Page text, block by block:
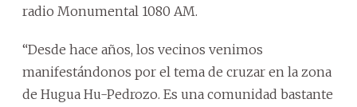
radio Monumental 1080 AM.
“Desde hace años, los vecinos venimos
manifestándonos por el tema de cruzar en la zona
de Hugua Hu-Pedrozo. Es una comunidad bastante